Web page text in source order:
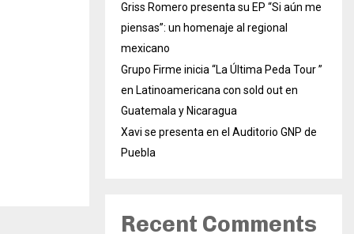
Griss Romero presenta su EP “Si aún me
piensas”: un homenaje al regional
mexicano
Grupo Firme inicia “La Última Peda Tour ”
en Latinoamericana con sold out en
Guatemala y Nicaragua
Xavi se presenta en el Auditorio GNP de
Puebla
Recent Comments